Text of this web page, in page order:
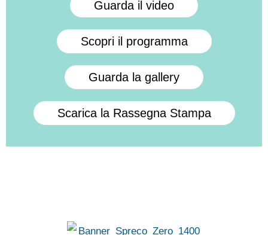
Guarda il video
Scopri il programma
Guarda la gallery
Scarica la Rassegna Stampa